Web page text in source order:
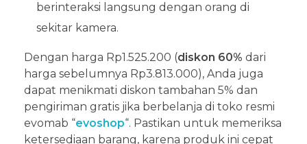
berinteraksi langsung dengan orang di
sekitar kamera.
Dengan harga Rp1.525.200 (diskon 60% dari
harga sebelumnya Rp3.813.000), Anda juga
dapat menikmati diskon tambahan 5% dan
pengiriman gratis jika berbelanja di toko resmi
evomab “evoshop“. Pastikan untuk memeriksa
ketersediaan barang, karena produk ini cepat